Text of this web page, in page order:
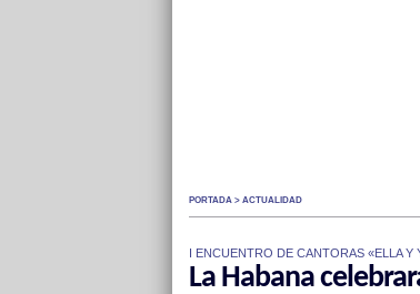
PORTADA > ACTUALIDAD
I ENCUENTRO DE CANTORAS «ELLA Y
La Habana